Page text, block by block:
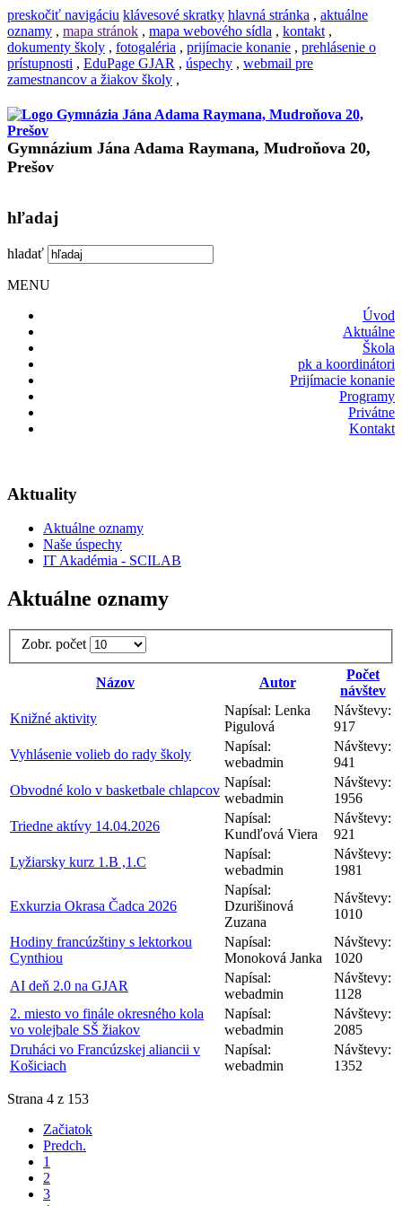
preskočiť navigáciu klávesové skratky hlavná stránka , aktuálne
oznamy , mapa stránok , mapa webového sídla , kontakt ,
dokumenty školy , fotogaléria , prijímacie konanie , prehlásenie o
prístupnosti , EduPage GJAR , úspechy , webmail pre
zamestnancov a žiakov školy ,
Gymnázium Jána Adama Raymana, Mudroňova 20,
Prešov
hľadaj
hladať
MENU
Úvod
Aktuálne
Škola
pk a koordinátori
Prijímacie konanie
Programy
Privátne
Kontakt
Aktuality
Aktuálne oznamy
Naše úspechy
IT Akadémia - SCILAB
Aktuálne oznamy
Zobr. počet
Názov Autor
Počet
návštev
Knižné aktivity
Napísal: Lenka
Pigulová
Návštevy:
917
Vyhlásenie volieb do rady školy
Napísal:
webadmin
Návštevy:
941
Obvodné kolo v basketbale chlapcov
Napísal:
webadmin
Návštevy:
1956
Triedne aktívy 14.04.2026
Napísal:
Kundľová Viera
Návštevy:
921
Lyžiarsky kurz 1.B ,1.C
Napísal:
webadmin
Návštevy:
1981
Exkurzia Okrasa Čadca 2026
Napísal:
Dzurišinová
Zuzana
Návštevy:
1010
Hodiny francúzštiny s lektorkou
Cynthiou
Napísal:
Monoková Janka
Návštevy:
1020
AI deň 2.0 na GJAR
Napísal:
webadmin
Návštevy:
1128
2. miesto vo finále okresného kola
vo volejbale SŠ žiakov
Napísal:
webadmin
Návštevy:
2085
Druháci vo Francúzskej aliancii v
Košiciach
Napísal:
webadmin
Návštevy:
1352
Strana 4 z 153
Začiatok
Predch.
1
2
3